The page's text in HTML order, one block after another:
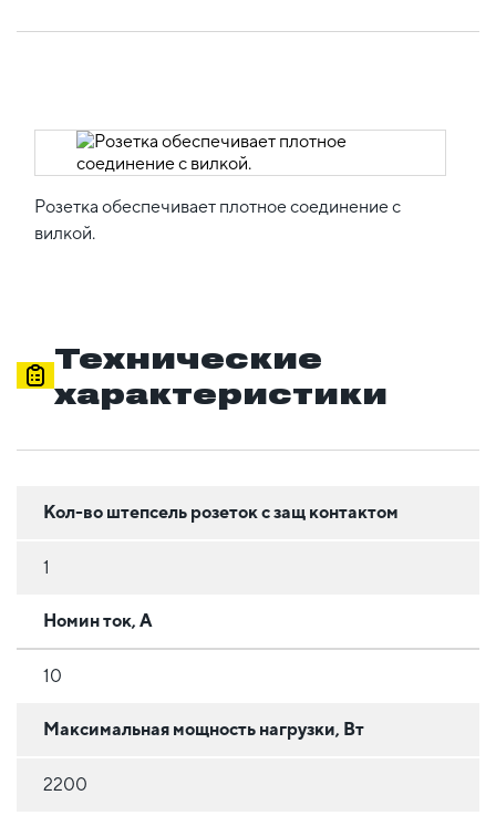
Розетка обеспечивает плотное соединение с
вилкой.
Технические
характеристики
Кол-во штепсель розеток с защ контактом
1
Номин ток, А
10
Максимальная мощность нагрузки, Вт
2200